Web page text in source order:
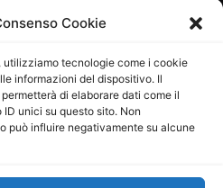
Cookie
utilizziamo tecnologie come i cookie
informazioni del dispositivo. Il
di elaborare dati come il
unici su questo sito. Non
può influire negativamente su alcune
09/2015
Maurizio Scaglione
Maria Calabrese